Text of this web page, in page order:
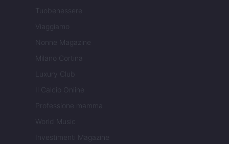
Tuobenessere
Viaggiamo
Nonne Magazine
Milano Cortina
Luxury Club
Il Calcio Online
Professione mamma
World Music
Investimenti Magazine